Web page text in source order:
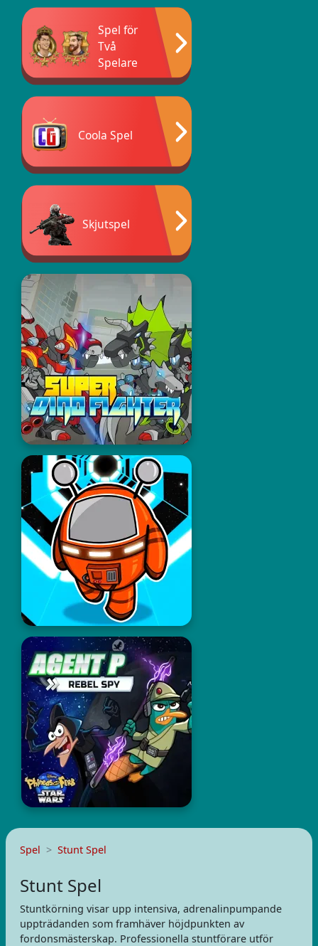
Spel för
Två
Spelare
Coola Spel
Skjutspel
Spel Stunt Spel
Stunt Spel
Stuntkörning visar upp intensiva, adrenalinpumpande
uppträdanden som framhäver höjdpunkten av
fordonsmästerskap. Professionella stuntförare utför